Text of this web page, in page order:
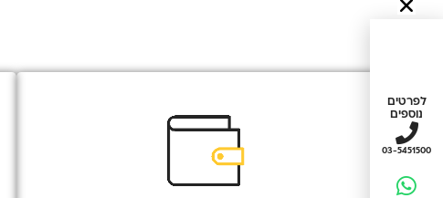
לפרטים
נוספים
03-5451500